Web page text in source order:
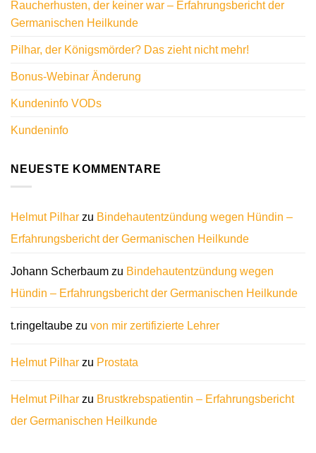
Raucherhusten, der keiner war – Erfahrungsbericht der
Germanischen Heilkunde
Pilhar, der Königsmörder? Das zieht nicht mehr!
Bonus-Webinar Änderung
Kundeninfo VODs
Kundeninfo
NEUESTE KOMMENTARE
Helmut Pilhar zu Bindehautentzündung wegen Hündin –
Erfahrungsbericht der Germanischen Heilkunde
Johann Scherbaum zu Bindehautentzündung wegen
Hündin – Erfahrungsbericht der Germanischen Heilkunde
t.ringeltaube zu von mir zertifizierte Lehrer
Helmut Pilhar zu Prostata
Helmut Pilhar zu Brustkrebspatientin – Erfahrungsbericht
der Germanischen Heilkunde